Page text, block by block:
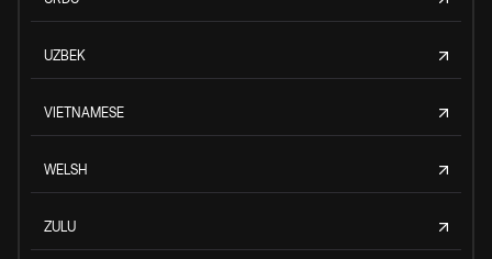
UZBEK
VIETNAMESE
WELSH
ZULU